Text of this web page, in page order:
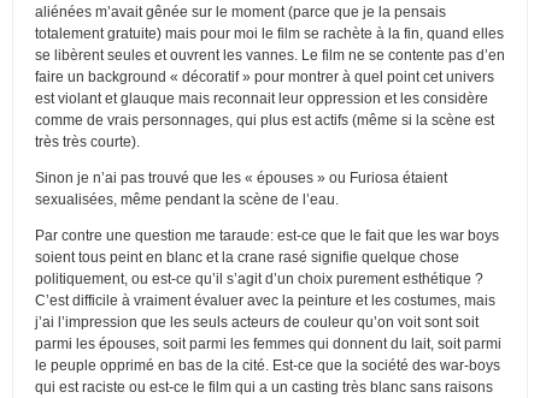
aliénées m’avait gênée sur le moment (parce que je la pensais
totalement gratuite) mais pour moi le film se rachète à la fin, quand elles
se libèrent seules et ouvrent les vannes. Le film ne se contente pas d’en
faire un background « décoratif » pour montrer à quel point cet univers
est violant et glauque mais reconnait leur oppression et les considère
comme de vrais personnages, qui plus est actifs (même si la scène est
très très courte).
Sinon je n’ai pas trouvé que les « épouses » ou Furiosa étaient
sexualisées, même pendant la scène de l’eau.
Par contre une question me taraude: est-ce que le fait que les war boys
soient tous peint en blanc et la crane rasé signifie quelque chose
politiquement, ou est-ce qu’il s’agit d’un choix purement esthétique ?
C’est difficile à vraiment évaluer avec la peinture et les costumes, mais
j’ai l’impression que les seuls acteurs de couleur qu’on voit sont soit
parmi les épouses, soit parmi les femmes qui donnent du lait, soit parmi
le peuple opprimé en bas de la cité. Est-ce que la société des war-boys
qui est raciste ou est-ce le film qui a un casting très blanc sans raisons